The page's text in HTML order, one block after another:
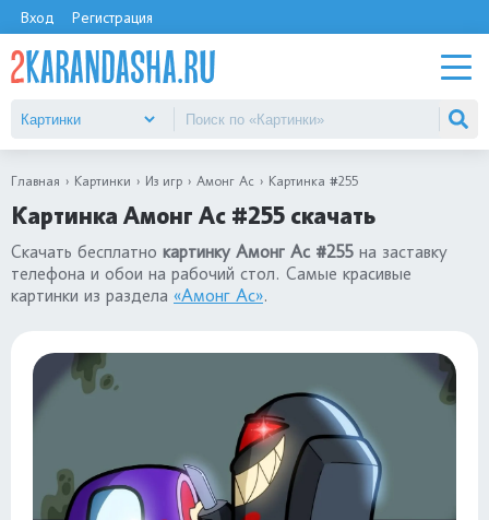
Вход Регистрация
Главная Картинки Из игр Амонг Ас Картинка #255
Картинка Амонг Ас #255 скачать
Скачать бесплатно картинку Амонг Ас #255 на заставку
телефона и обои на рабочий стол. Самые красивые
картинки из раздела «Амонг Ас».